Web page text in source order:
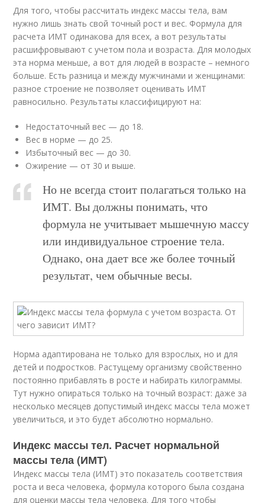
Для того, чтобы рассчитать индекс массы тела, вам
нужно лишь знать свой точный рост и вес. Формула для
расчета ИМТ одинакова для всех, а вот результаты
расшифровывают с учетом пола и возраста. Для молодых
эта норма меньше, а вот для людей в возрасте – немного
больше. Есть разница и между мужчинами и женщинами:
разное строение не позволяет оценивать ИМТ
равносильно. Результаты классифицируют на:
Недостаточный вес — до 18.
Вес в норме — до 25.
Избыточный вес — до 30.
Ожирение — от 30 и выше.
Но не всегда стоит полагаться только на
ИМТ. Вы должны понимать, что
формула не учитывает мышечную массу
или индивидуальное строение тела.
Однако, она дает все же более точный
результат, чем обычные весы.
Норма адаптирована не только для взрослых, но и для
детей и подростков. Растущему организму свойственно
постоянно прибавлять в росте и набирать килограммы.
Тут нужно опираться только на точный возраст: даже за
несколько месяцев допустимый индекс массы тела может
увеличиться, и это будет абсолютно нормально.
Индекс массы тел. Расчет нормальной
массы тела (ИМТ)
Индекс массы тела (ИМТ) это показатель соответствия
роста и веса человека, формула которого была создана
для оценки массы тела человека. Для того чтобы